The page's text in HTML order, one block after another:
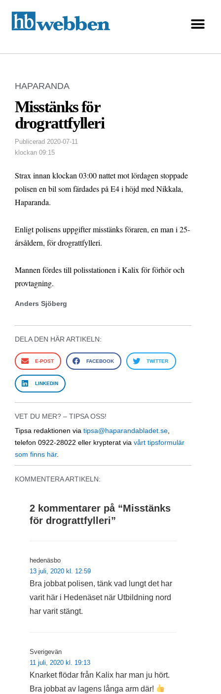
HAPARANDA
Misstänks för
drograttfylleri
Publicerad 2020-07-11
klockan 09:15
Strax innan klockan 03:00 nattet mot lördagen stoppade
polisen en bil som färdades på E4 i höjd med Nikkala,
Haparanda.
Enligt polisens uppgifter misstänks föraren, en man i 25-
årsåldern, för drograttfylleri.
Mannen fördes till polisstationen i Kalix för förhör och
provtagning.
Anders Sjöberg
DELA DEN HÄR ARTIKELN:
E-POST FACEBOOK TWITTER
LINKEDIN
VET DU MER? – TIPSA OSS!
Tipsa redaktionen via tipsa@haparandabladet.se
telefon 0922-28022 eller krypterat via vårt tipsformulär
som finns här.
KOMMENTERA ARTIKELN:
2 kommentarer på “Misstänks
för drograttfylleri”
hedenäsbo
13 juli, 2020 kl. 12:59
Bra jobbat polisen, tänk vad lungt det har
varit här i Hedenäset när Utbildning nord
har varit stängt.
Sverigevän
11 juli, 2020 kl. 19:13
Knarket flödar från Kalix har man ju hört.
Bra jobbat av lagens långa arm där!